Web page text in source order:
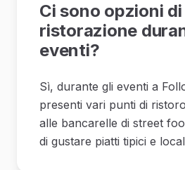
Ci sono opzioni di
ristorazione
eventi?
Sì, durante gli eventi a
presenti vari punti di
alle bancarelle di street
di gustare piatti tipici e